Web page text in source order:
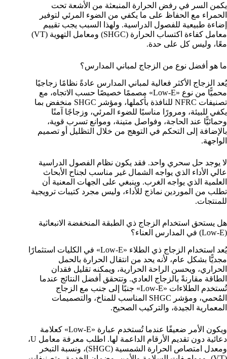
يكمن السر في رفض الحرارة المنبعثة من الأشعة تحت
الحمراء مع الحفاظ على ما يكفي من الضوء المرئي لتوفير
إضاءة طبيعية للفصول الدراسية. ولهذا السبب يجب تقييم
معامل كفاءة اكتساب الحرارة (SHGC) ومعامل التهوية (VT)
معًا، وليس كل على حدة.
ما هو أفضل نوع من الزجاج لمباني المدارس؟
يُعد الزجاج الأكثر فعالية لمباني المدارس عادةً نظامًا زجاجيًا
محميًّا من نوع «Low-E» مصممًا خصيصًا حسب الاتجاه، مع
تصنيفات NFRC للنافذة بأكملها، ومؤشر SHGC منخفض بما
يكفي للبيئة، ومرورًا مناسبًا للضوء المرئي، وزجاجًا آمنًا
وحمائيًّا عند الحاجة، وفواصل متينة، وموانع تسرب قوية،
بالإضافة إلى التحكم في التوهج من خلال التظليل أو تصميم
الواجهة.
لا يوجد حل سحري واحد. فقد يكون نظام الفصول الدراسية
عالي الأداء الذي يواجه الشمال غير مناسب لجناح الأبحاث
العلمية الذي يواجه الغرب. وينبغي على الجهات المعنية أن
تطلب من الموردين نماذج للأداء، وليس مجرد كتيبات ترويجية
للمنتجات.
هل يستحق استخدام الزجاج ذي الطبقة المنخفضة الانبعاثية
(Low-E) في المدارس العناء؟
يُعد استخدام الزجاج ذي الطلاء «Low-E» في الكليات استثمارًا
مجديًّا بشكل عام، لأنه يحد من انتقال الحرارة بالحمل
الحراري، ويحسن الراحة الحرارية، ويمكنه تقليل فقدان
الطاقة مقارنةً بالزجاج العادي. وتتحقق أفضل النتائج عندما
تُستخدم الطلاءات «Low-E» جنبًا إلى جنب مع الزجاج
المُحمي، ومؤشر SHGC المناسب للمناخ، والتصميمات
المعمارية الجيدة، والتركيب الصحيح.
ويكون الأمر ضعيفًا عندما تُستخدم عبارة «Low-E» كعلامة
دعائية دون تقديم الأرقام الداعمة لها. اطلب معرفة معامل U،
ومعدل امتصاص الحرارة الشمسية (SHGC)، ونسبة التبخر